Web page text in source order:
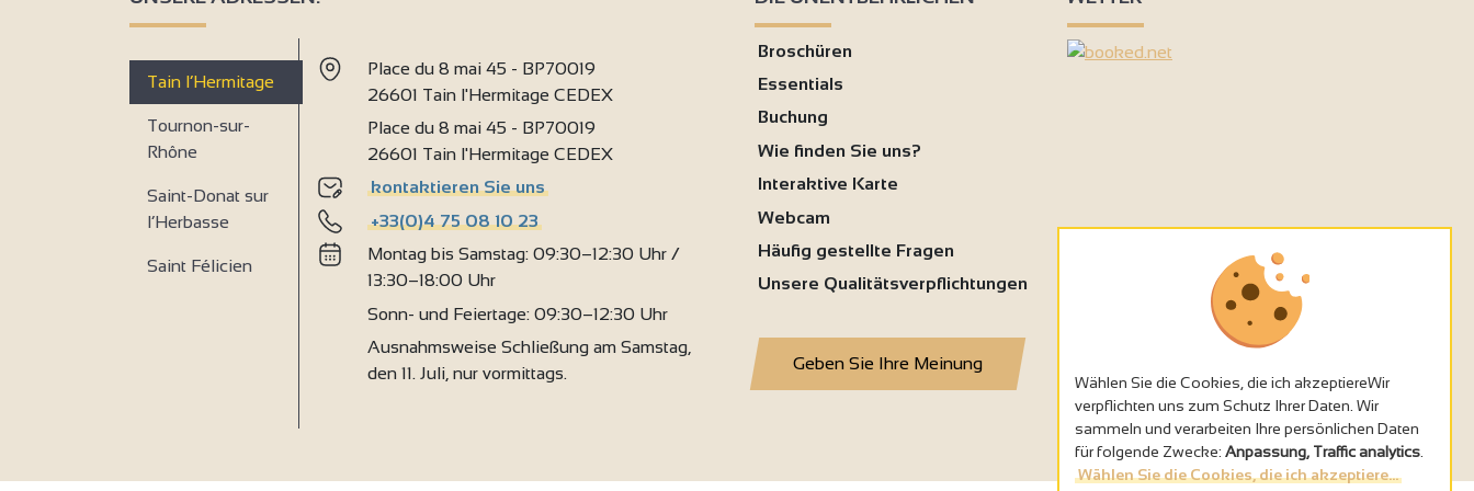
4
Tain l’Hermitage
Tournon-sur-
Rhône
Saint-Donat sur
l’Herbasse
Saint Félicien
Place du 8 mai 45 - BP70019
26601 Tain l'Hermitage CEDEX
Place du 8 mai 45 - BP70019
26601 Tain l'Hermitage CEDEX
kontaktieren Sie uns
+33(0)4 75 08 10 23
Montag bis Samstag: 09:30–12:30 Uhr /
13:30–18:00 Uhr
Sonn- und Feiertage: 09:30–12:30 Uhr
Ausnahmsweise Schließung am Samstag,
den 11. Juli, nur vormittags.
Broschüren
Essentials
Buchung
Wie finden Sie uns?
Interaktive Karte
Webcam
Häufig gestellte Fragen
Unsere Qualitätsverpflichtungen
Geben Sie Ihre Meinung
Wählen Sie die Cookies, die ich akzeptiereWir
verpflichten uns zum Schutz Ihrer Daten. Wir
sammeln und verarbeiten Ihre persönlichen Daten
für folgende Zwecke: Anpassung, Traffic analytics
Wählen Sie die Cookies, die ich akzeptiere...